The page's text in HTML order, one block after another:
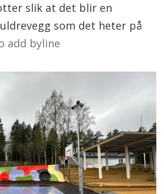
slik at det blir en
som det heter på
add byline